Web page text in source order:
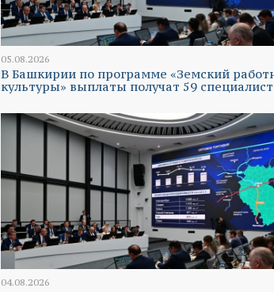
05.08.2026
В Башкирии по программе «Земский
культуры» выплаты получат 59
04.08.2026